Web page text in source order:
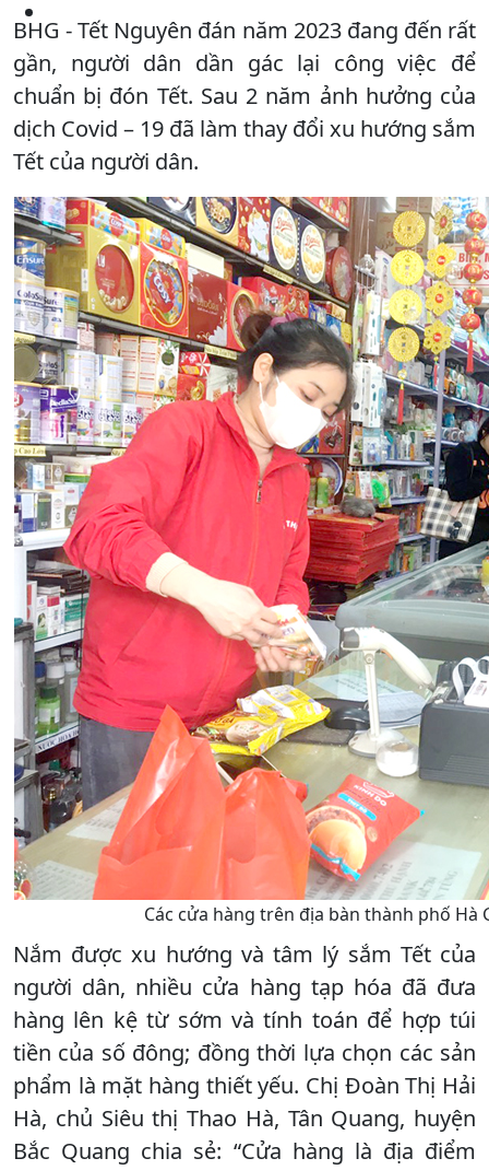
BHG - Tết Nguyên đán năm 2023 đang đến rất
gần, người dân dần gác lại công việc để
chuẩn bị đón Tết. Sau 2 năm ảnh hưởng của
dịch Covid – 19 đã làm thay đổi xu hướng sắm
Tết của người dân.
Các cửa hàng trên địa bàn thành phố Hà
Nắm được xu hướng và tâm lý sắm Tết của
người dân, nhiều cửa hàng tạp hóa đã đưa
hàng lên kệ từ sớm và tính toán để hợp túi
tiền của số đông; đồng thời lựa chọn các sản
phẩm là mặt hàng thiết yếu. Chị Đoàn Thị Hải
Hà, chủ Siêu thị Thao Hà, Tân Quang, huyện
Bắc Quang chia sẻ: “Cửa hàng là địa điểm